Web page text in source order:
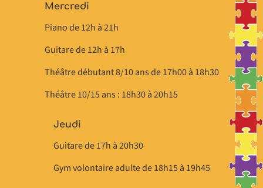
Mercredi
Piano de 12h à 21h
Guitare de 12h à 17h
Théâtre débutant 8/10 ans de 17h00 à 18h30
Théâtre 10/15 ans : 18h30 à 20h15
Jeudi
Guitare de 17h à 20h30
Gym volontaire adulte de 18h15 à 19h45